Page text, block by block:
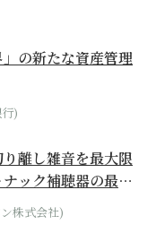
」の新たな資産管理
)
離し雑音を最大限
ック補聴器の最上
株式会社)